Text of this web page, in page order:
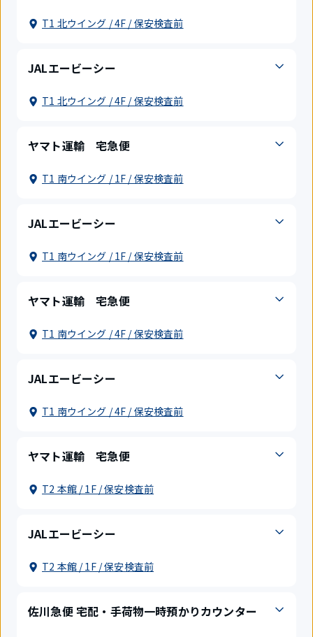
T1 北ウイング / 4F / 保安検査前
JALエービーシー
T1 北ウイング / 4F / 保安検査前
ヤマト運輸 宅急便
T1 南ウイング / 1F / 保安検査前
JALエービーシー
T1 南ウイング / 1F / 保安検査前
ヤマト運輸 宅急便
T1 南ウイング / 4F / 保安検査前
JALエービーシー
T1 南ウイング / 4F / 保安検査前
ヤマト運輸 宅急便
T2 本館 / 1F / 保安検査前
JALエービーシー
T2 本館 / 1F / 保安検査前
佐川急便 宅配・手荷物一時預かりカウンター